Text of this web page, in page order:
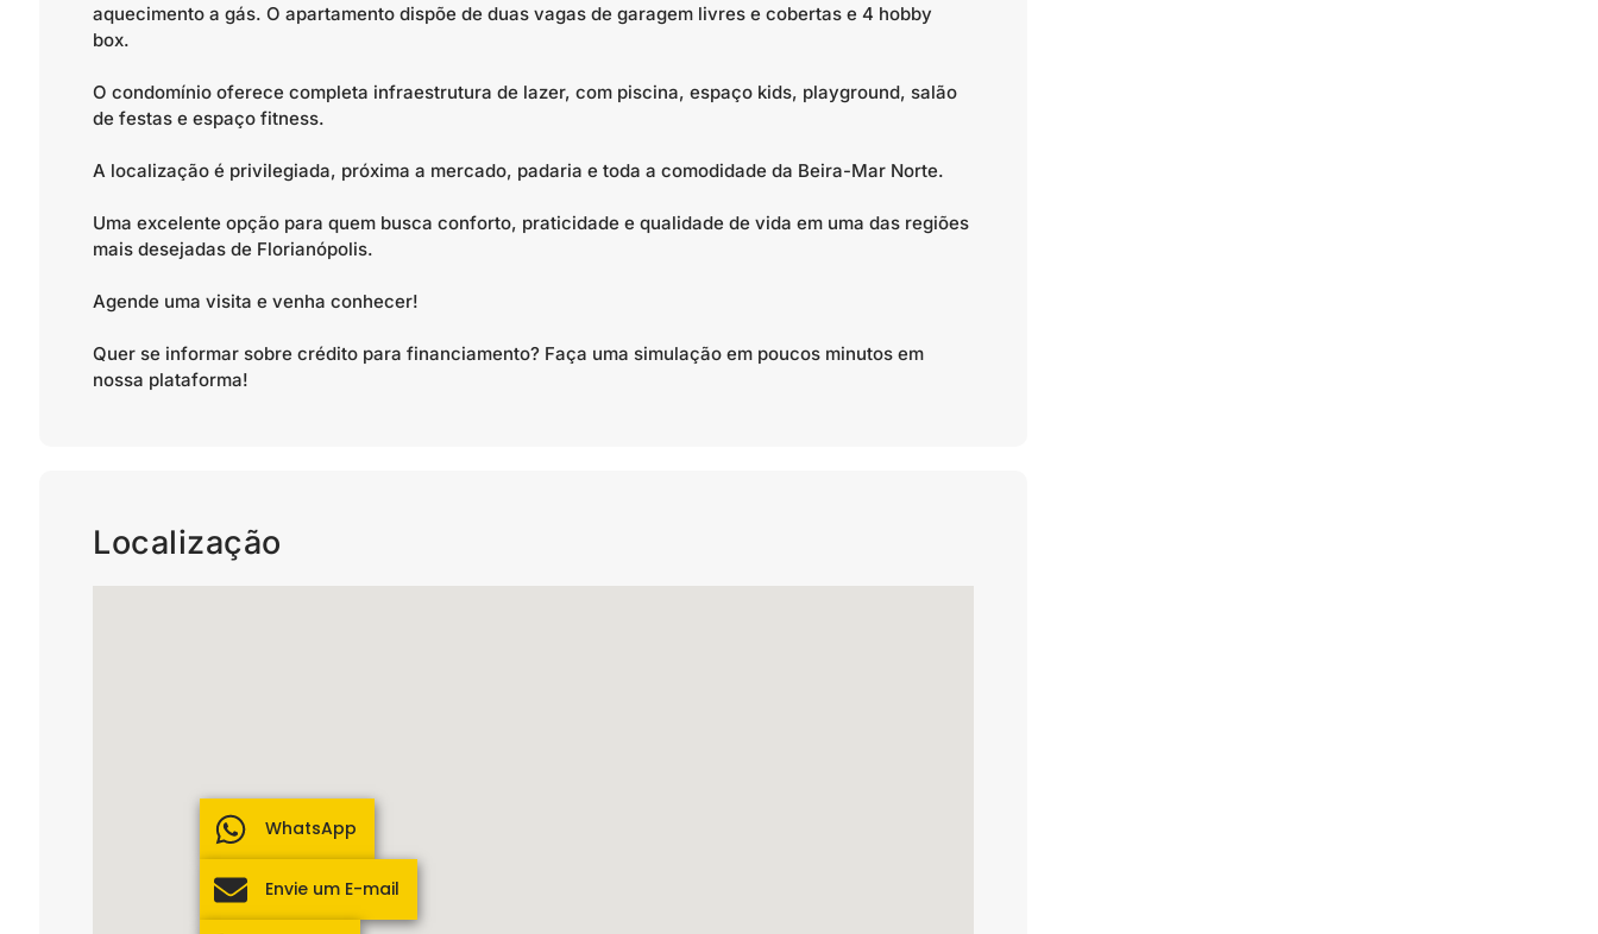
aquecimento a gás. O apartamento dispõe de duas vagas de garagem livres e cobertas e 4 hobby
box.
O condomínio oferece completa infraestrutura de lazer, com piscina, espaço kids, playground, salão
de festas e espaço fitness.
A localização é privilegiada, próxima a mercado, padaria e toda a comodidade da Beira-Mar Norte.
Uma excelente opção para quem busca conforto, praticidade e qualidade de vida em uma das regiões
mais desejadas de Florianópolis.
Agende uma visita e venha conhecer!
Quer se informar sobre crédito para financiamento? Faça uma simulação em poucos minutos em
nossa plataforma!
Localização
WhatsApp
Envie um E-mail